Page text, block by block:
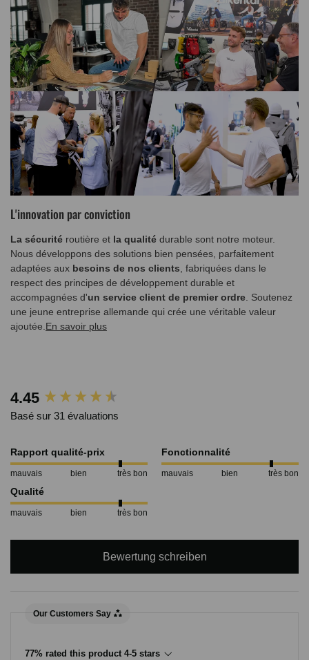
L'innovation par conviction
La sécurité routière et la qualité durable sont notre moteur.
Nous développons des solutions bien pensées, parfaitement
adaptées aux besoins de nos clients , fabriquées dans le
respect des principes de développement durable et
accompagnées d'un service client de premier ordre . Soutenez
une jeune entreprise allemande qui crée une véritable valeur
ajoutée. En savoir plus
4.45
Basé sur 31 évaluations
Rapport qualité-prix
mauvais bien très bon
Fonctionnalité
mauvais bien très bon
Qualité
mauvais bien très bon
Bewertung schreiben
Our Customers Say
77% rated this product 4-5 stars
New content loaded